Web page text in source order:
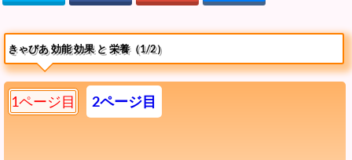
きゃびあ 効能 効果 と 栄養（1/2）
1ページ目 2ページ目